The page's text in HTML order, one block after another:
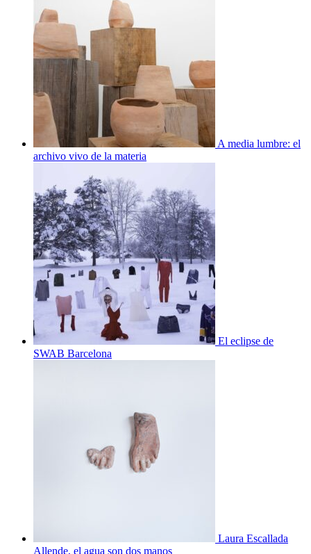
A media lumbre: el
archivo vivo de la materia
El eclipse de
SWAB Barcelona
Laura Escallada
Allende, el agua son dos manos